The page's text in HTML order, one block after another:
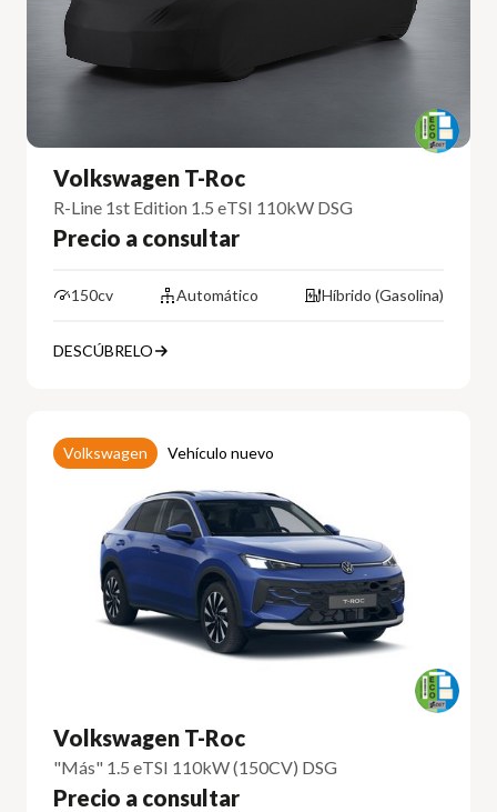
Volkswagen T-Roc
R-Line 1st Edition 1.5 eTSI 110kW DSG
Precio a consultar
150cv Automático Híbrido (Gasolina)
DESCÚBRELO
Volkswagen Vehículo nuevo
Volkswagen T-Roc
"Más" 1.5 eTSI 110kW (150CV) DSG
Precio a consultar